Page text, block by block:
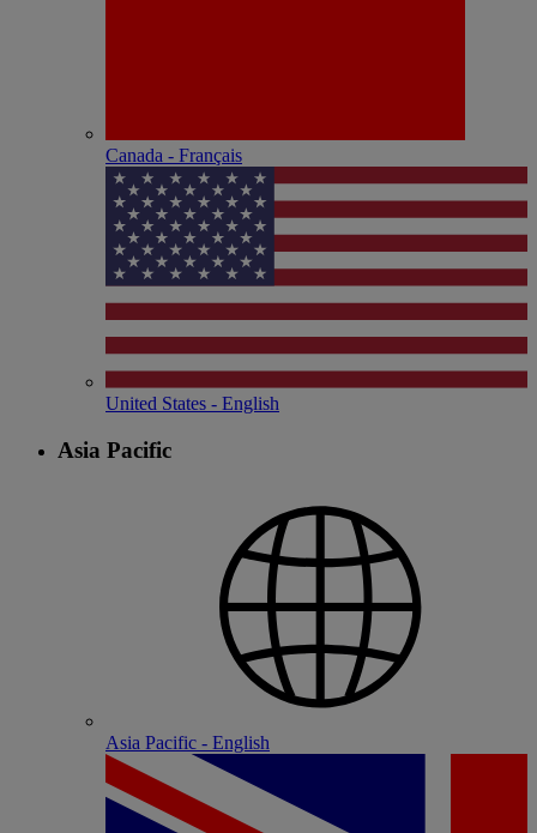
Canada - Français
United States - English
Asia Pacific
Asia Pacific - English